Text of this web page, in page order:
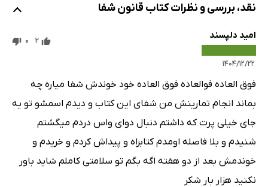
نقد، بررسی و نظرات کتاب قانون شفا
امید دلپسند
۱۴۰۴/۱۲/۲۲
2
0
فوق العاده فوالعاده فوق العاده خود خوندش شفا میاره چه
بماند انجام تمارینش من شفای این کتاب و دیدم اسمشو تو یه
جای خیلی پرت که داشتم دنبال دوای واس دردم میگشتم
شنیدم و بلا فاصله اومدم کتابراه و پیداش کردم و خریدم و
خوندمش بعد از دو هفته اگه بگم تو سلامتی کاملم شاید باور
نکنید هزار بار شکر